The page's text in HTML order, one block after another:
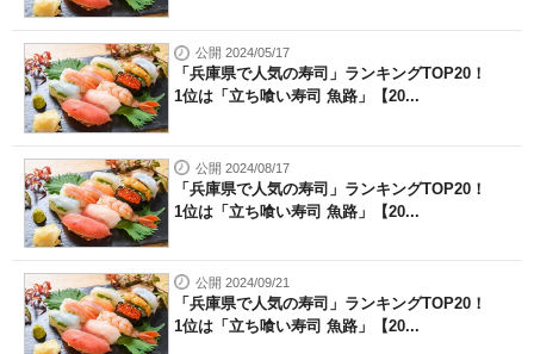
公開 2024/05/17
「兵庫県で人気の寿司」ランキングTOP20！
1位は「立ち喰い寿司 魚路」【20...
公開 2024/08/17
「兵庫県で人気の寿司」ランキングTOP20！
1位は「立ち喰い寿司 魚路」【20...
公開 2024/09/21
「兵庫県で人気の寿司」ランキングTOP20！
1位は「立ち喰い寿司 魚路」【20...